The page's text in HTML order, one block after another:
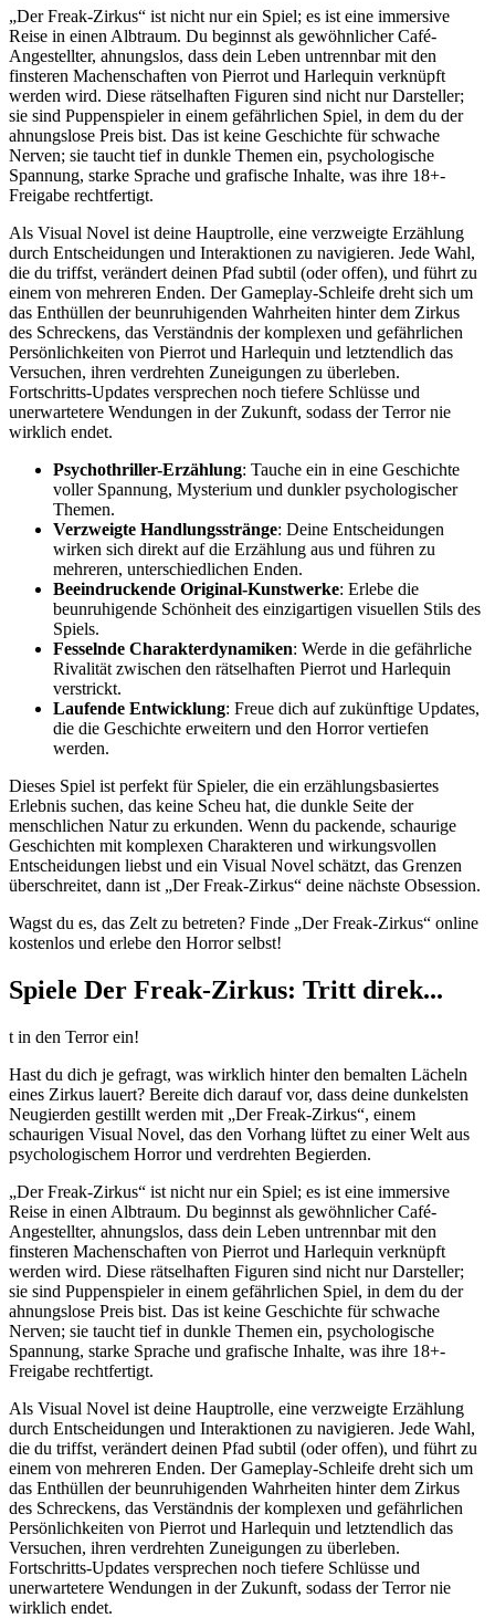
„Der Freak-Zirkus“ ist nicht nur ein Spiel; es ist eine immersive
Reise in einen Albtraum. Du beginnst als gewöhnlicher Café-
Angestellter, ahnungslos, dass dein Leben untrennbar mit den
finsteren Machenschaften von Pierrot und Harlequin verknüpft
werden wird. Diese rätselhaften Figuren sind nicht nur Darsteller;
sie sind Puppenspieler in einem gefährlichen Spiel, in dem du der
ahnungslose Preis bist. Das ist keine Geschichte für schwache
Nerven; sie taucht tief in dunkle Themen ein, psychologische
Spannung, starke Sprache und grafische Inhalte, was ihre 18+-
Freigabe rechtfertigt.
Als Visual Novel ist deine Hauptrolle, eine verzweigte Erzählung
durch Entscheidungen und Interaktionen zu navigieren. Jede Wahl,
die du triffst, verändert deinen Pfad subtil (oder offen), und führt zu
einem von mehreren Enden. Der Gameplay-Schleife dreht sich um
das Enthüllen der beunruhigenden Wahrheiten hinter dem Zirkus
des Schreckens, das Verständnis der komplexen und gefährlichen
Persönlichkeiten von Pierrot und Harlequin und letztendlich das
Versuchen, ihren verdrehten Zuneigungen zu überleben.
Fortschritts-Updates versprechen noch tiefere Schlüsse und
unerwartetere Wendungen in der Zukunft, sodass der Terror nie
wirklich endet.
Psychothriller-Erzählung: Tauche ein in eine Geschichte
voller Spannung, Mysterium und dunkler psychologischer
Themen.
Verzweigte Handlungsstränge: Deine Entscheidungen
wirken sich direkt auf die Erzählung aus und führen zu
mehreren, unterschiedlichen Enden.
Beeindruckende Original-Kunstwerke: Erlebe die
beunruhigende Schönheit des einzigartigen visuellen Stils des
Spiels.
Fesselnde Charakterdynamiken: Werde in die gefährliche
Rivalität zwischen den rätselhaften Pierrot und Harlequin
verstrickt.
Laufende Entwicklung: Freue dich auf zukünftige Updates,
die die Geschichte erweitern und den Horror vertiefen
werden.
Dieses Spiel ist perfekt für Spieler, die ein erzählungsbasiertes
Erlebnis suchen, das keine Scheu hat, die dunkle Seite der
menschlichen Natur zu erkunden. Wenn du packende, schaurige
Geschichten mit komplexen Charakteren und wirkungsvollen
Entscheidungen liebst und ein Visual Novel schätzt, das Grenzen
überschreitet, dann ist „Der Freak-Zirkus“ deine nächste Obsession.
Wagst du es, das Zelt zu betreten? Finde „Der Freak-Zirkus“ online
kostenlos und erlebe den Horror selbst!
Spiele Der Freak-Zirkus: Tritt direk...
t in den Terror ein!
Hast du dich je gefragt, was wirklich hinter den bemalten Lächeln
eines Zirkus lauert? Bereite dich darauf vor, dass deine dunkelsten
Neugierden gestillt werden mit „Der Freak-Zirkus“, einem
schaurigen Visual Novel, das den Vorhang lüftet zu einer Welt aus
psychologischem Horror und verdrehten Begierden.
„Der Freak-Zirkus“ ist nicht nur ein Spiel; es ist eine immersive
Reise in einen Albtraum. Du beginnst als gewöhnlicher Café-
Angestellter, ahnungslos, dass dein Leben untrennbar mit den
finsteren Machenschaften von Pierrot und Harlequin verknüpft
werden wird. Diese rätselhaften Figuren sind nicht nur Darsteller;
sie sind Puppenspieler in einem gefährlichen Spiel, in dem du der
ahnungslose Preis bist. Das ist keine Geschichte für schwache
Nerven; sie taucht tief in dunkle Themen ein, psychologische
Spannung, starke Sprache und grafische Inhalte, was ihre 18+-
Freigabe rechtfertigt.
Als Visual Novel ist deine Hauptrolle, eine verzweigte Erzählung
durch Entscheidungen und Interaktionen zu navigieren. Jede Wahl,
die du triffst, verändert deinen Pfad subtil (oder offen), und führt zu
einem von mehreren Enden. Der Gameplay-Schleife dreht sich um
das Enthüllen der beunruhigenden Wahrheiten hinter dem Zirkus
des Schreckens, das Verständnis der komplexen und gefährlichen
Persönlichkeiten von Pierrot und Harlequin und letztendlich das
Versuchen, ihren verdrehten Zuneigungen zu überleben.
Fortschritts-Updates versprechen noch tiefere Schlüsse und
unerwartetere Wendungen in der Zukunft, sodass der Terror nie
wirklich endet.